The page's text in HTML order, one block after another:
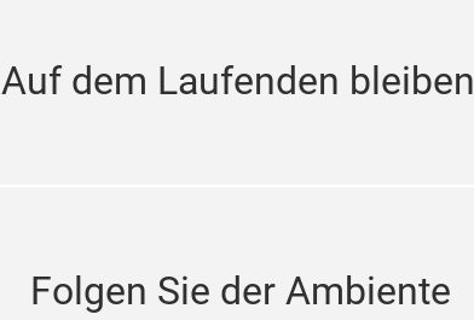
Auf dem Laufenden bleiben
Folgen Sie der Ambiente